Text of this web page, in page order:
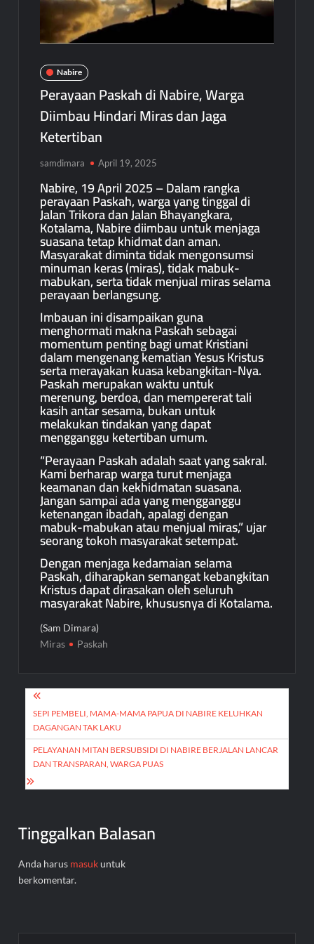
Nabire
Perayaan Paskah di Nabire, Warga
Diimbau Hindari Miras dan Jaga
Ketertiban
samdimara April 19, 2025
Nabire, 19 April 2025 – Dalam rangka
perayaan Paskah, warga yang tinggal di
Jalan Trikora dan Jalan Bhayangkara,
Kotalama, Nabire diimbau untuk menjaga
suasana tetap khidmat dan aman.
Masyarakat diminta tidak mengonsumsi
minuman keras (miras), tidak mabuk-
mabukan, serta tidak menjual miras selama
perayaan berlangsung.
Imbauan ini disampaikan guna
menghormati makna Paskah sebagai
momentum penting bagi umat Kristiani
dalam mengenang kematian Yesus Kristus
serta merayakan kuasa kebangkitan-Nya.
Paskah merupakan waktu untuk
merenung, berdoa, dan mempererat tali
kasih antar sesama, bukan untuk
melakukan tindakan yang dapat
mengganggu ketertiban umum.
“Perayaan Paskah adalah saat yang sakral.
Kami berharap warga turut menjaga
keamanan dan kekhidmatan suasana.
Jangan sampai ada yang mengganggu
ketenangan ibadah, apalagi dengan
mabuk-mabukan atau menjual miras,” ujar
seorang tokoh masyarakat setempat.
Dengan menjaga kedamaian selama
Paskah, diharapkan semangat kebangkitan
Kristus dapat dirasakan oleh seluruh
masyarakat Nabire, khususnya di Kotalama.
(Sam Dimara)
Miras
Paskah
Navigasi
pos
SEPI PEMBELI, MAMA-MAMA PAPUA DI NABIRE KELUHKAN
DAGANGAN TAK LAKU
PELAYANAN MITAN BERSUBSIDI DI NABIRE BERJALAN LANCAR
DAN TRANSPARAN, WARGA PUAS
Tinggalkan Balasan
Anda harus masukuntuk
berkomentar.